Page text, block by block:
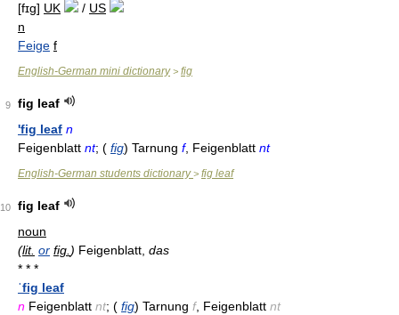
[fɪɡ] UK / US
n
Feige f
English-German mini dictionary> fig
9
fig leaf
'fig leaf n
Feigenblatt nt; ( fig) Tarnung f, Feigenblatt nt
English-German students dictionary> fig leaf
10
fig leaf
noun
(lit. or fig. ) Feigenblatt, das
* * *
ˈfig leaf
n Feigenblatt nt; ( fig) Tarnung f, Feigenblatt nt